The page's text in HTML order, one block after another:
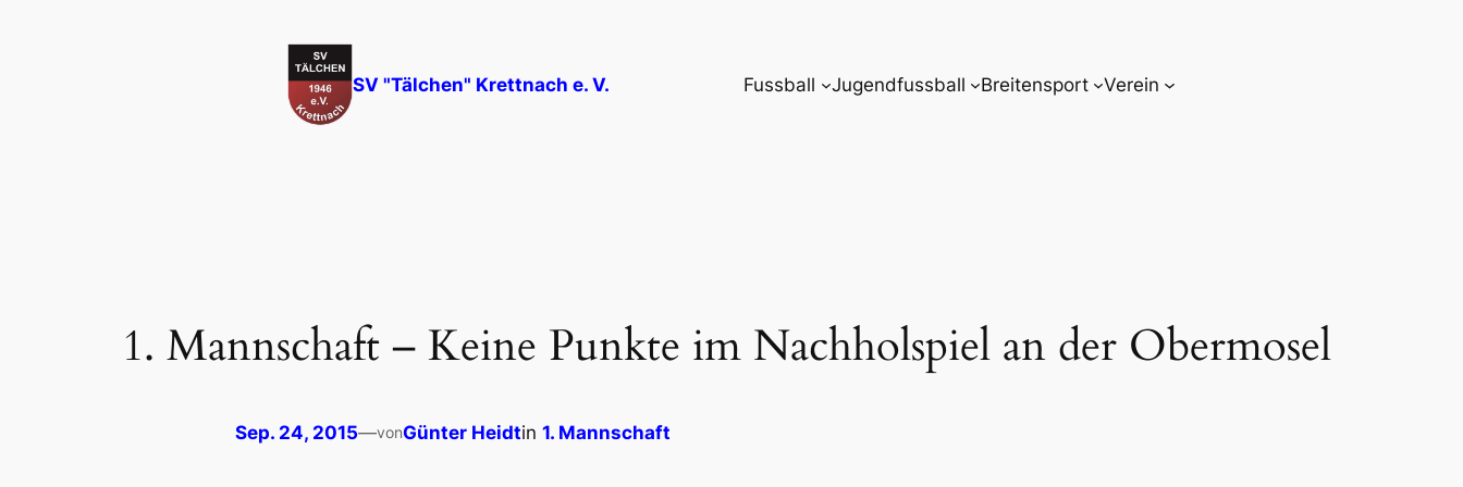
SV "Tälchen" Krettnach e. V. Fussball Jugendfussball Breitensport Verein
1. Mannschaft – Keine Punkte im Nachholspiel an der Obermosel
Sep. 24, 2015—vonGünter Heidtin 1. Mannschaft